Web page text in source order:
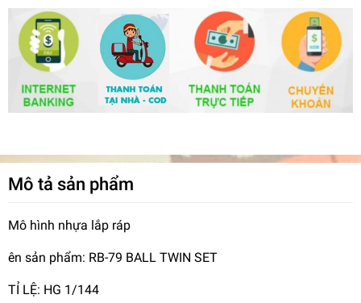
Mô tả sản phẩm
Mô hình nhựa lắp ráp
ên sản phẩm: RB-79 BALL TWIN SET
TỈ LỆ: HG 1/144